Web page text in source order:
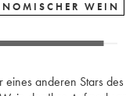
WEIN
eines anderen Stars des